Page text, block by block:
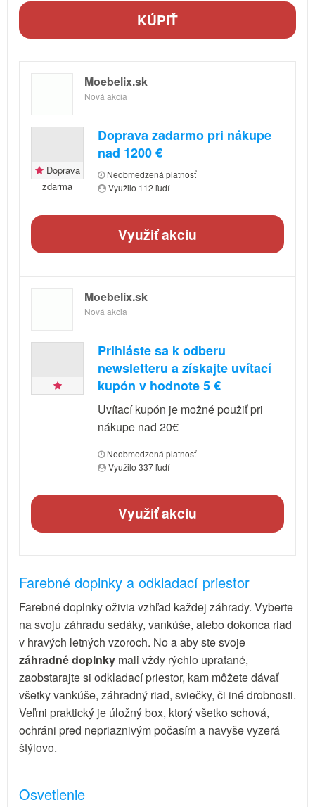
KÚPIŤ
Moebelix.sk
Nová akcia
Doprava
zdarma
Doprava zadarmo pri nákupe
nad 1200 €
Neobmedzená platnosť
Využilo 112 ľudí
Využiť akciu
Moebelix.sk
Nová akcia
Prihláste sa k odberu
newsletteru a získajte uvítací
kupón v hodnote 5 €
Uvítací kupón je možné použiť pri
nákupe nad 20€
Neobmedzená platnosť
Využilo 337 ľudí
Využiť akciu
Farebné doplnky a odkladací priestor
Farebné doplnky oživia vzhľad každej záhrady. Vyberte
na svoju záhradu sedáky, vankúše, alebo dokonca riad
v hravých letných vzoroch. No a aby ste svoje
záhradné doplnky mali vždy rýchlo upratané,
zaobstarajte si odkladací priestor, kam môžete dávať
všetky vankúše, záhradný riad, sviečky, či iné drobnosti.
Veľmi praktický je úložný box, ktorý všetko schová,
ochráni pred nepriaznivým počasím a navyše vyzerá
štýlovo.
Osvetlenie